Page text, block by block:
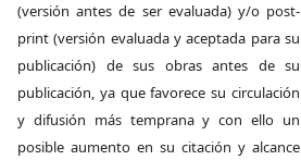
(versión antes de ser evaluada) y/o post-
print (versión evaluada y aceptada para su
publicación) de sus obras antes de su
publicación, ya que favorece su circulación
y difusión más temprana y con ello un
posible aumento en su citación y alcance